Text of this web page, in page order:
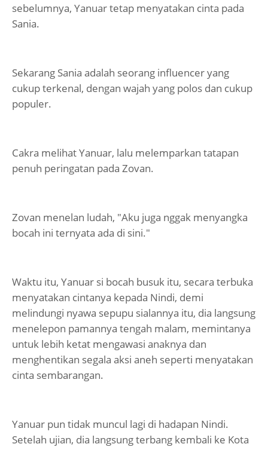
sebelumnya, Yanuar tetap menyatakan cinta pada
Sania.
Sekarang Sania adalah seorang influencer yang
cukup terkenal, dengan wajah yang polos dan cukup
populer.
Cakra melihat Yanuar, lalu melemparkan tatapan
penuh peringatan pada Zovan.
Zovan menelan ludah, "Aku juga nggak menyangka
bocah ini ternyata ada di sini."
Waktu itu, Yanuar si bocah busuk itu, secara terbuka
menyatakan cintanya kepada Nindi, demi
melindungi nyawa sepupu sialannya itu, dia langsung
menelepon pamannya tengah malam, memintanya
untuk lebih ketat mengawasi anaknya dan
menghentikan segala aksi aneh seperti menyatakan
cinta sembarangan.
Yanuar pun tidak muncul lagi di hadapan Nindi.
Setelah ujian, dia langsung terbang kembali ke Kota